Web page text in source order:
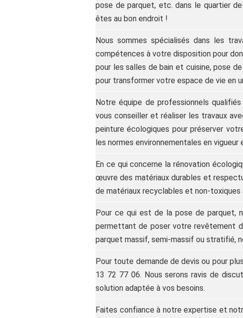
pose de parquet, etc. dans le quartier
êtes au bon endroit !
Nous sommes spécialisés dans les
compétences à votre disposition pour
pour les salles de bain et cuisine, pose
pour transformer votre espace de vie en
Notre équipe de professionnels
vous conseiller et réaliser les travaux
peinture écologiques pour préserver
les normes environnementales en
En ce qui concerne la rénovation
œuvre des matériaux durables et
de matériaux recyclables et non-
Pour ce qui est de la pose de parquet,
permettant de poser votre revêtement
parquet massif, semi-massif ou stratifié,
Pour toute demande de devis ou pour
13 72 77 06. Nous serons ravis de
solution adaptée à vos besoins.
Faites confiance à notre expertise et